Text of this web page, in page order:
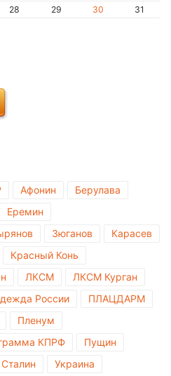
28 29 30 31
Афонин
Берулава
Еремин
Зюганов
Карасев
Красный Конь
ЛКСМ
ЛКСМ Курган
России
ПЛАЦДАРМ
Пленум
КПРФ
Пущин
Сталин
Украина